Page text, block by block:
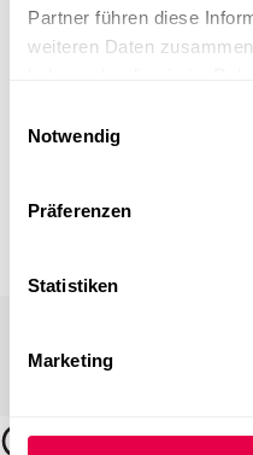
Partner führen diese
weiteren Daten
Notwendig
Präferenzen
Statistiken
Marketing